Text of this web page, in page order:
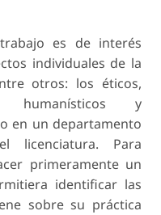
es de interés
individuales de la
otros: los éticos,
humanísticos y
en un departamento
licenciatura. Para
primeramente un
identificar las
sobre su práctica